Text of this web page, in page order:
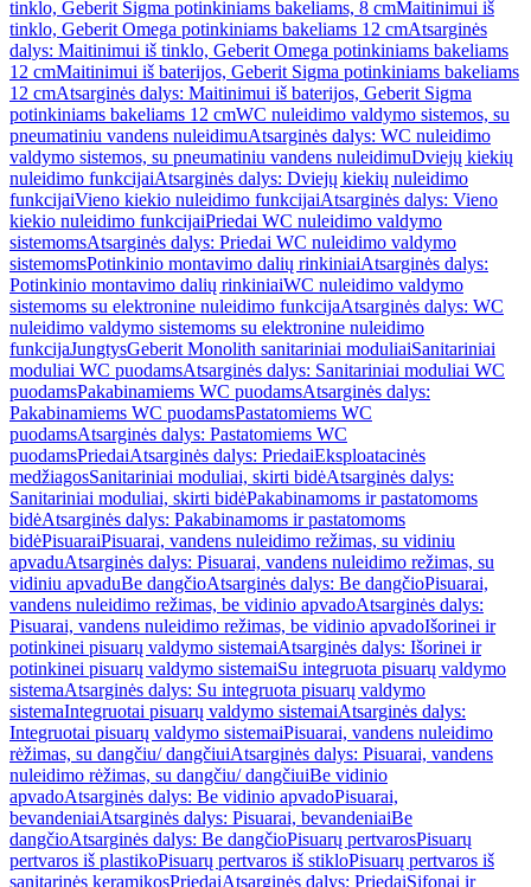
tinklo, Geberit Sigma potinkiniams bakeliams, 8 cmMaitinimui iš
tinklo, Geberit Omega potinkiniams bakeliams 12 cmAtsarginės
dalys: Maitinimui iš tinklo, Geberit Omega potinkiniams bakeliams
12 cmMaitinimui iš baterijos, Geberit Sigma potinkiniams bakeliams
12 cmAtsarginės dalys: Maitinimui iš baterijos, Geberit Sigma
potinkiniams bakeliams 12 cmWC nuleidimo valdymo sistemos, su
pneumatiniu vandens nuleidimuAtsarginės dalys: WC nuleidimo
valdymo sistemos, su pneumatiniu vandens nuleidimuDviejų kiekių
nuleidimo funkcijaiAtsarginės dalys: Dviejų kiekių nuleidimo
funkcijaiVieno kiekio nuleidimo funkcijaiAtsarginės dalys: Vieno
kiekio nuleidimo funkcijaiPriedai WC nuleidimo valdymo
sistemomsAtsarginės dalys: Priedai WC nuleidimo valdymo
sistemomsPotinkinio montavimo dalių rinkiniaiAtsarginės dalys:
Potinkinio montavimo dalių rinkiniaiWC nuleidimo valdymo
sistemoms su elektronine nuleidimo funkcijaAtsarginės dalys: WC
nuleidimo valdymo sistemoms su elektronine nuleidimo
funkcijaJungtysGeberit Monolith sanitariniai moduliaiSanitariniai
moduliai WC puodamsAtsarginės dalys: Sanitariniai moduliai WC
puodamsPakabinamiems WC puodamsAtsarginės dalys:
Pakabinamiems WC puodamsPastatomiems WC
puodamsAtsarginės dalys: Pastatomiems WC
puodamsPriedaiAtsarginės dalys: PriedaiEksploatacinės
medžiagosSanitariniai moduliai, skirti bidėAtsarginės dalys:
Sanitariniai moduliai, skirti bidėPakabinamoms ir pastatomoms
bidėAtsarginės dalys: Pakabinamoms ir pastatomoms
bidėPisuaraiPisuarai, vandens nuleidimo režimas, su vidiniu
apvaduAtsarginės dalys: Pisuarai, vandens nuleidimo režimas, su
vidiniu apvaduBe dangčioAtsarginės dalys: Be dangčioPisuarai,
vandens nuleidimo režimas, be vidinio apvadoAtsarginės dalys:
Pisuarai, vandens nuleidimo režimas, be vidinio apvadoIšorinei ir
potinkinei pisuarų valdymo sistemaiAtsarginės dalys: Išorinei ir
potinkinei pisuarų valdymo sistemaiSu integruota pisuarų valdymo
sistemaAtsarginės dalys: Su integruota pisuarų valdymo
sistemaIntegruotai pisuarų valdymo sistemaiAtsarginės dalys:
Integruotai pisuarų valdymo sistemaiPisuarai, vandens nuleidimo
rėžimas, su dangčiu/ dangčiuiAtsarginės dalys: Pisuarai, vandens
nuleidimo rėžimas, su dangčiu/ dangčiuiBe vidinio
apvadoAtsarginės dalys: Be vidinio apvadoPisuarai,
bevandeniaiAtsarginės dalys: Pisuarai, bevandeniaiBe
dangčioAtsarginės dalys: Be dangčioPisuarų pertvarosPisuarų
pertvaros iš plastikoPisuarų pertvaros iš stikloPisuarų pertvaros iš
sanitarinės keramikosPriedaiAtsarginės dalys: PriedaiSifonai ir